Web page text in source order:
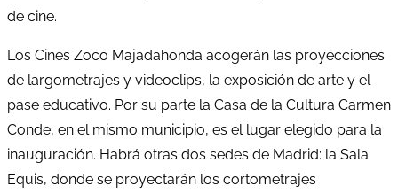
de cine.
Los Cines Zoco Majadahonda acogerán las proyecciones
de largometrajes y videoclips, la exposición de arte y el
pase educativo. Por su parte la Casa de la Cultura Carmen
Conde, en el mismo municipio, es el lugar elegido para la
inauguración. Habrá otras dos sedes de Madrid: la Sala
Equis, donde se proyectarán los cortometrajes